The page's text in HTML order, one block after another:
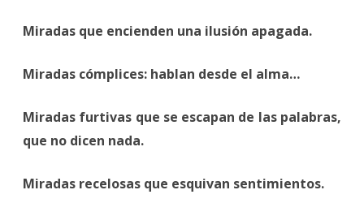
Miradas que encienden una ilusión apagada.
Miradas cómplices: hablan desde el alma…
Miradas furtivas que se escapan de las palabras,
que no dicen nada.
Miradas recelosas que esquivan sentimientos.